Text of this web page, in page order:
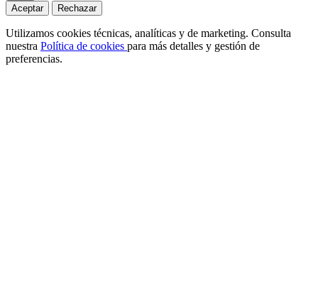
Aceptar
Rechazar
Utilizamos cookies técnicas, analíticas y de marketing. Consulta
nuestra Política de cookies para más detalles y gestión de
preferencias.